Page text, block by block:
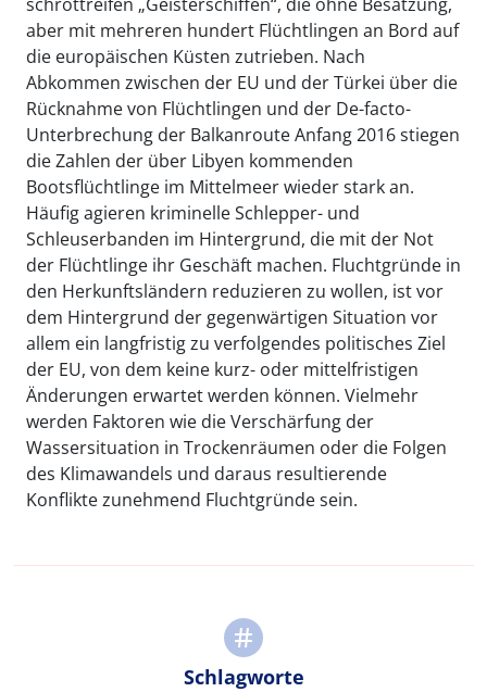
schrottreifen „Geisterschiffen“, die ohne Besatzung,
aber mit mehreren hundert Flüchtlingen an Bord auf
die europäischen Küsten zutrieben. Nach
Abkommen zwischen der EU und der Türkei über die
Rücknahme von Flüchtlingen und der De-facto-
Unterbrechung der Balkanroute Anfang 2016 stiegen
die Zahlen der über Libyen kommenden
Bootsflüchtlinge im Mittelmeer wieder stark an.
Häufig agieren kriminelle Schlepper- und
Schleuserbanden im Hintergrund, die mit der Not
der Flüchtlinge ihr Geschäft machen. Fluchtgründe in
den Herkunftsländern reduzieren zu wollen, ist vor
dem Hintergrund der gegenwärtigen Situation vor
allem ein langfristig zu verfolgendes politisches Ziel
der EU, von dem keine kurz- oder mittelfristigen
Änderungen erwartet werden können. Vielmehr
werden Faktoren wie die Verschärfung der
Wassersituation in Trockenräumen oder die Folgen
des Klimawandels und daraus resultierende
Konflikte zunehmend Fluchtgründe sein.
Schlagworte